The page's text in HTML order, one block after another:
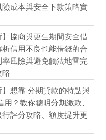
險成本與安全下款策略實
】協商與更生期間安全借
析信用不良也能借錢的合
率風險與避免觸法地雷完
略
】想靠 分期貸款的特點與
用？教你聰明分期繳款、
行評分攻略、額度提升更